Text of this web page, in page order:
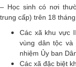
– Học sinh có nơi
trung cấp) trên 18
Các xã khu vực
vùng dân tộc và
nhiệm Ủy ban
Các xã đặc biệt